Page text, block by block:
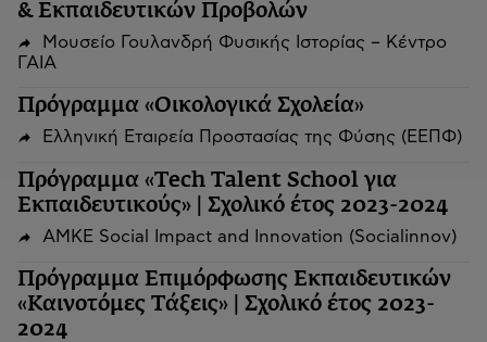
& Εκπαιδευτικών Προβολών
Μουσείο Γουλανδρή Φυσικής Ιστορίας – Κέντρο
ΓΑΙΑ
Πρόγραμμα «Οικολογικά Σχολεία»
Ελληνική Εταιρεία Προστασίας της Φύσης (ΕΕΠΦ)
Πρόγραμμα «Tech Talent School για
Εκπαιδευτικούς» | Σχολικό έτος 2023-2024
ΑΜΚΕ Social Impact and Innovation (Socialinnov)
Πρόγραμμα Επιμόρφωσης Εκπαιδευτικών
«Καινοτόμες Τάξεις» | Σχολικό έτος 2023-
2024